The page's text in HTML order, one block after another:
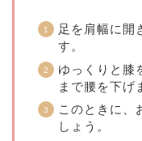
足を肩幅に開
す。
ゆっくりと膝
まで腰を下げ
このときに、
しょう。